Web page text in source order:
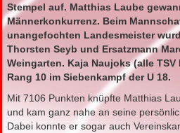
Stempel auf. Matthias Laube
Männerkonkurrenz. Beim
unangefochten Landesmeister
Thorsten Seyb und Ersatzmann
Weingarten. Kaja Naujoks (alle
Rang 10 im Siebenkampf der U 18.
Mit 7106 Punkten knüpfte Matthias
und kam ganz nahe an seine
Dabei konnte er sogar auch